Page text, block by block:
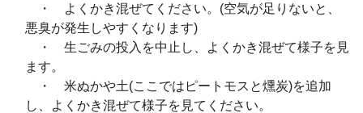
・ よくかき混ぜてください。(空気が足りないと、
悪臭が発生しやすくなります)
・ 生ごみの投入を中止し、よくかき混ぜて様子を見
ます。
・ 米ぬかや土(ここではピートモスと燻炭)を追加
し、よくかき混ぜて様子を見てください。